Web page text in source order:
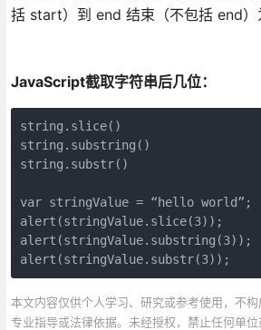
括 start）到 end 结束（不包括 end）
JavaScript截取字符串后几位：
string.slice()
string.substring()
string.substr()
var stringValue = “hello world”;
alert(stringValue.slice(3));
alert(stringValue.substr(3));
本文内容仅供个人学习、研究或参考使用，不构
专业指导或法律依据。未经授权，禁止任何单